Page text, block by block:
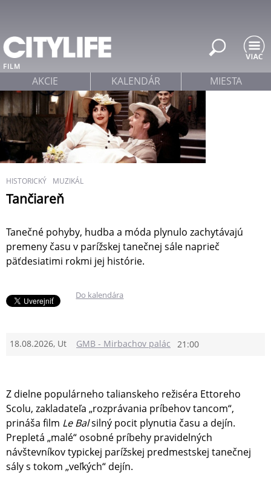
FILM
HISTORICKÝ MUZIKÁL
Tančiareň
Tanečné pohyby, hudba a móda plynulo zachytávajú
premeny času v parížskej tanečnej sále naprieč
päťdesiatimi rokmi jej histórie.
Do kalendára
18.08.2026, Ut GMB - Mirbachov palác 21:00
Z dielne populárneho talianskeho režiséra Ettoreho
Scolu, zakladateľa „rozprávania príbehov tancom“,
prináša film Le Balsilný pocit plynutia času a dejín.
Prepletá „malé“ osobné príbehy pravidelných
návštevníkov typickej parížskej predmestskej tanečnej
sály s tokom „veľkých“ dejín.
AKCIE KALENDÁR MIESTA